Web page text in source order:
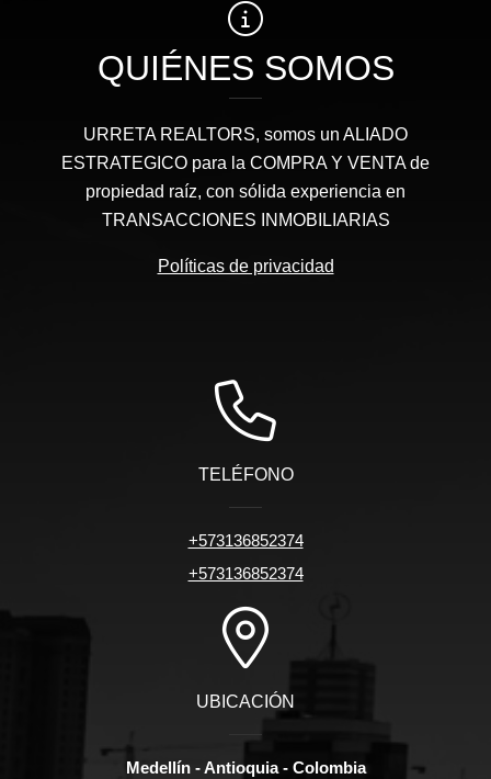
QUIÉNES SOMOS
URRETA REALTORS, somos un ALIADO
ESTRATEGICO para la COMPRA Y VENTA de
propiedad raíz, con sólida experiencia en
TRANSACCIONES INMOBILIARIAS
Políticas de privacidad
TELÉFONO
+573136852374
+573136852374
UBICACIÓN
Medellín - Antioquia - Colombia